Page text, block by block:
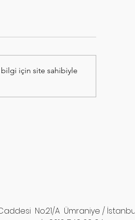
için site sahibiyle
No:21/A Ümraniye /